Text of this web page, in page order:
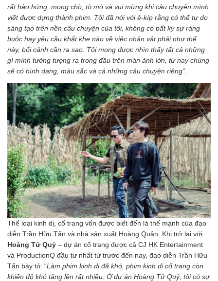
rất hào hứng, mong chờ, tò mò và vui mừng khi câu chuyện mình
viết được dựng thành phim. Tôi đã nói với ê-kíp rằng có thể tự do
sáng tạo trên nền câu chuyện của tôi, không có bất kỳ sự ràng
buộc hay yêu cầu khắt khe nào về việc nhân vật phải như thế
này, bối cảnh cần ra sao. Tôi mong được nhìn thấy tất cả những
gì mình tưởng tượng ra trong đầu trên màn ảnh lớn, từ nay chúng
sẽ có hình dạng, màu sắc và cả những câu chuyện riêng”.
Thể loại kinh dị, cổ trang vốn được biết đến là thế mạnh của đạo
diễn Trần Hữu Tấn và nhà sản xuất Hoàng Quân. Khi trở lại với
Hoàng Tử Quỷ – dự án cổ trang được cả CJ HK Entertainment
và ProductionQ đầu tư nhất từ trước đến nay, đạo diễn Trần Hữu
Tấn bày tỏ: “Làm phim kinh dị đã khó, phim kinh dị cổ trang còn
khiến độ khó tăng lên rất nhiều. Ở dự án Hoàng Tử Quỷ, tôi có sự